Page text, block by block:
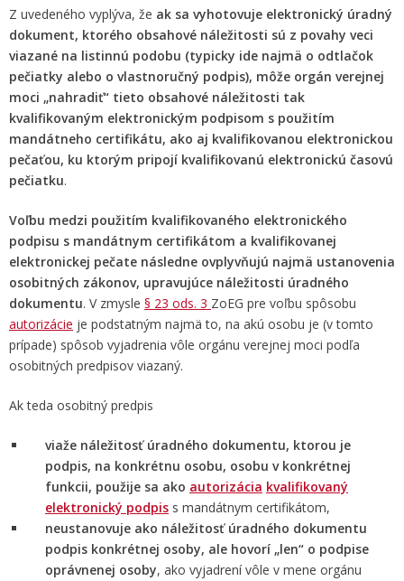
Z uvedeného vyplýva, že ak sa vyhotovuje elektronický úradný
dokument, ktorého obsahové náležitosti sú z povahy veci
viazané na listinnú podobu (typicky ide najmä o odtlačok
pečiatky alebo o vlastnoručný podpis), môže orgán verejnej
moci „nahradiť“ tieto obsahové náležitosti tak
kvalifikovaným elektronickým podpisom s použitím
mandátneho certifikátu, ako aj kvalifikovanou elektronickou
pečaťou, ku ktorým pripojí kvalifikovanú elektronickú časovú
pečiatku.
Voľbu medzi použitím kvalifikovaného elektronického
podpisu s mandátnym certifikátom a kvalifikovanej
elektronickej pečate následne ovplyvňujú najmä ustanovenia
osobitných zákonov, upravujúce náležitosti úradného
dokumentu. V zmysle § 23 ods. 3 ZoEG pre voľbu spôsobu
autorizácie je podstatným najmä to, na akú osobu je (v tomto
prípade) spôsob vyjadrenia vôle orgánu verejnej moci podľa
osobitných predpisov viazaný.
Ak teda osobitný predpis
viaže náležitosť úradného dokumentu, ktorou je
podpis, na konkrétnu osobu, osobu v konkrétnej
funkcii, použije sa ako autorizácia kvalifikovaný
elektronický podpis s mandátnym certifikátom,
neustanovuje ako náležitosť úradného dokumentu
podpis konkrétnej osoby, ale hovorí „len“ o podpise
oprávnenej osoby, ako vyjadrení vôle v mene orgánu